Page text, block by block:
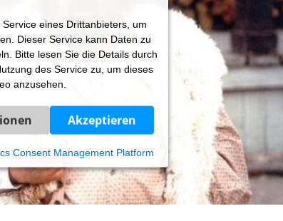
eines Drittanbieters, um
Dieser Service kann Daten zu
Bitte lesen Sie die Details durch
des Service zu, um dieses
anzusehen.
Akzeptieren
Consent Management Platform